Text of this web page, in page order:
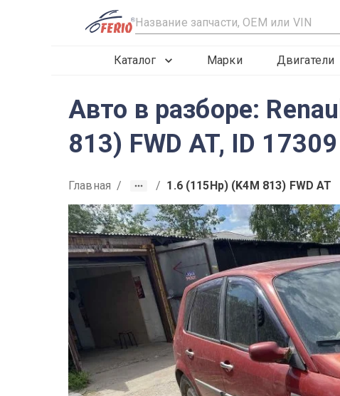
R
Каталог Марки Двигатели
Авто в разборе:
813) FWD AT, ID 17309
Главная / / 1.6 (115Hp) (K4M 813) FWD AT